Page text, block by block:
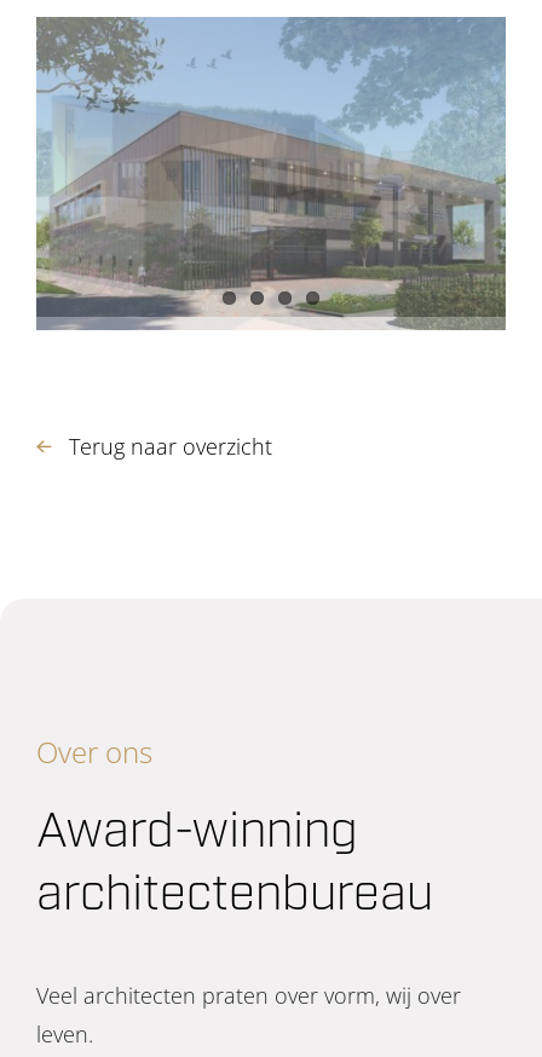
Terug naar overzicht
Over ons
Award-winning
architectenbureau
Veel architecten praten over vorm, wij over
leven.